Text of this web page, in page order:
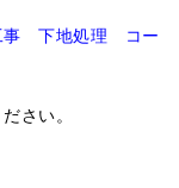
事 下地処理 コー
さい。